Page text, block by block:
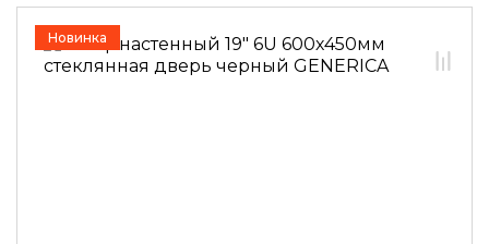
60.20.01.02.02 Шкафы 600х450мм
Новинка